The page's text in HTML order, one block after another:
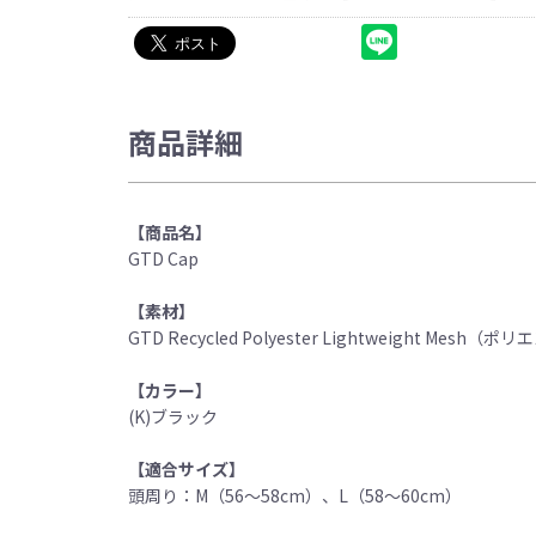
商品詳細
【商品名】
GTD Cap
【素材】
GTD Recycled Polyester Lightweight Mesh（ポリエ
【カラー】
(K)ブラック
【適合サイズ】
頭周り：M（56〜58cm）、L（58〜60cm）